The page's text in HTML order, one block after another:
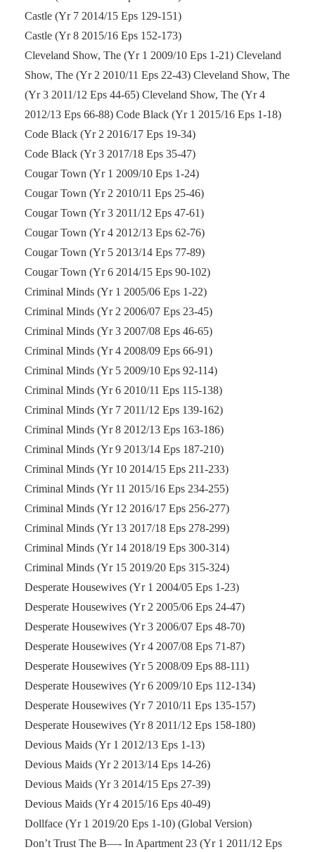
Castle (Yr 7 2014/15 Eps 129-151)
Castle (Yr 8 2015/16 Eps 152-173)
Cleveland Show, The (Yr 1 2009/10 Eps 1-21) Cleveland
Show, The (Yr 2 2010/11 Eps 22-43) Cleveland Show, The
(Yr 3 2011/12 Eps 44-65) Cleveland Show, The (Yr 4
2012/13 Eps 66-88) Code Black (Yr 1 2015/16 Eps 1-18)
Code Black (Yr 2 2016/17 Eps 19-34)
Code Black (Yr 3 2017/18 Eps 35-47)
Cougar Town (Yr 1 2009/10 Eps 1-24)
Cougar Town (Yr 2 2010/11 Eps 25-46)
Cougar Town (Yr 3 2011/12 Eps 47-61)
Cougar Town (Yr 4 2012/13 Eps 62-76)
Cougar Town (Yr 5 2013/14 Eps 77-89)
Cougar Town (Yr 6 2014/15 Eps 90-102)
Criminal Minds (Yr 1 2005/06 Eps 1-22)
Criminal Minds (Yr 2 2006/07 Eps 23-45)
Criminal Minds (Yr 3 2007/08 Eps 46-65)
Criminal Minds (Yr 4 2008/09 Eps 66-91)
Criminal Minds (Yr 5 2009/10 Eps 92-114)
Criminal Minds (Yr 6 2010/11 Eps 115-138)
Criminal Minds (Yr 7 2011/12 Eps 139-162)
Criminal Minds (Yr 8 2012/13 Eps 163-186)
Criminal Minds (Yr 9 2013/14 Eps 187-210)
Criminal Minds (Yr 10 2014/15 Eps 211-233)
Criminal Minds (Yr 11 2015/16 Eps 234-255)
Criminal Minds (Yr 12 2016/17 Eps 256-277)
Criminal Minds (Yr 13 2017/18 Eps 278-299)
Criminal Minds (Yr 14 2018/19 Eps 300-314)
Criminal Minds (Yr 15 2019/20 Eps 315-324)
Desperate Housewives (Yr 1 2004/05 Eps 1-23)
Desperate Housewives (Yr 2 2005/06 Eps 24-47)
Desperate Housewives (Yr 3 2006/07 Eps 48-70)
Desperate Housewives (Yr 4 2007/08 Eps 71-87)
Desperate Housewives (Yr 5 2008/09 Eps 88-111)
Desperate Housewives (Yr 6 2009/10 Eps 112-134)
Desperate Housewives (Yr 7 2010/11 Eps 135-157)
Desperate Housewives (Yr 8 2011/12 Eps 158-180)
Devious Maids (Yr 1 2012/13 Eps 1-13)
Devious Maids (Yr 2 2013/14 Eps 14-26)
Devious Maids (Yr 3 2014/15 Eps 27-39)
Devious Maids (Yr 4 2015/16 Eps 40-49)
Dollface (Yr 1 2019/20 Eps 1-10) (Global Version)
Don’t Trust The B—- In Apartment 23 (Yr 1 2011/12 Eps